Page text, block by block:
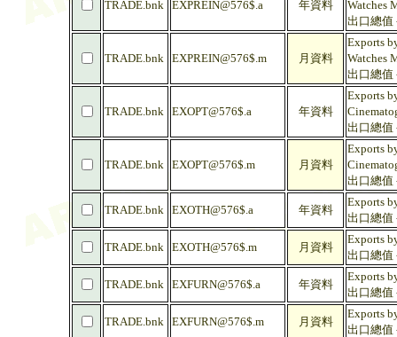
TRADE.bnk EXPREIN@576$.a 年資料
Watches
出口總值
TRADE.bnk EXPREIN@576$.m 月資料
Exports
Watches
出口總值
TRADE.bnk EXOPT@576$.a 年資料
Exports
出口總值
TRADE.bnk EXOPT@576$.m 月資料
Exports
出口總值
TRADE.bnk EXOTH@576$.a 年資料
Exports
出口總值
TRADE.bnk EXOTH@576$.m 月資料
Exports
出口總值
TRADE.bnk EXFURN@576$.a 年資料
Exports
出口總值
TRADE.bnk EXFURN@576$.m 月資料
Exports
出口總值